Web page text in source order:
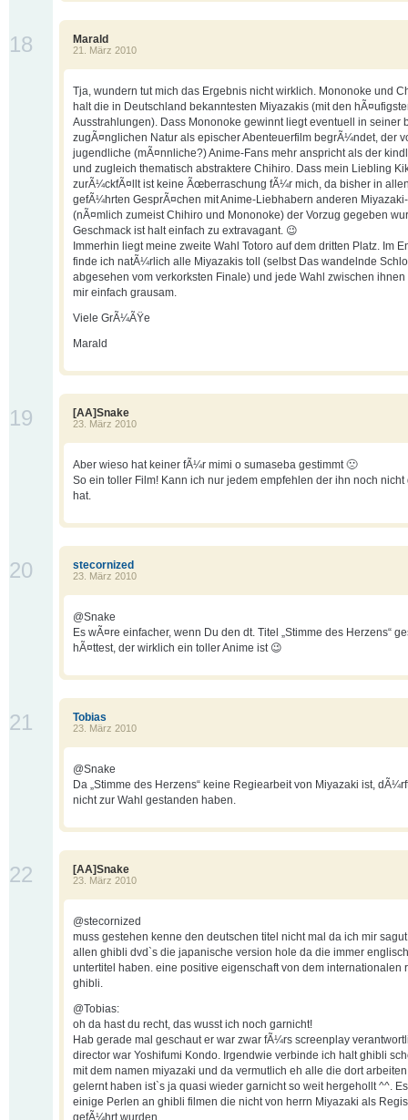
Marald
21. März 2010
18
Tja, wundern tut mich das Ergebnis nicht wirklich. Mononoke und
halt die in Deutschland bekanntesten Miyazakis (mit den
Ausstrahlungen). Dass Mononoke gewinnt liegt eventuell in seiner
zugÃ¤nglichen Natur als epischer Abenteuerfilm begrÃ¼ndet, der
jugendliche (mÃ¤nnliche?) Anime-Fans mehr anspricht als der
und zugleich thematisch abstraktere Chihiro. Dass mein Liebling
zurÃ¼ckfÃ¤llt ist keine Ãœberraschung fÃ¼r mich, da bisher in
gefÃ¼hrten GesprÃ¤chen mit Anime-Liebhabern anderen
(nÃ¤mlich zumeist Chihiro und Mononoke) der Vorzug gegeben
Geschmack ist halt einfach zu extravagant. 😉
Immerhin liegt meine zweite Wahl Totoro auf dem dritten Platz. Im
finde ich natÃ¼rlich alle Miyazakis toll (selbst Das wandelnde
abgesehen vom verkorksten Finale) und jede Wahl zwischen ihnen
mir einfach grausam.
Viele GrÃ¼ÃŸe
Marald
[AA]Snake
23. März 2010
19
Aber wieso hat keiner fÃ¼r mimi o sumaseba gestimmt 🙁
So ein toller Film! Kann ich nur jedem empfehlen der ihn noch nicht
hat.
stecornized
23. März 2010
20
@Snake
Es wÃ¤re einfacher, wenn Du den dt. Titel „Stimme des Herzens“
hÃ¤ttest, der wirklich ein toller Anime ist 😉
Tobias
23. März 2010
21
@Snake
Da „Stimme des Herzens“ keine Regiearbeit von Miyazaki ist,
nicht zur Wahl gestanden haben.
[AA]Snake
23. März 2010
22
@stecornized
muss gestehen kenne den deutschen titel nicht mal da ich mir
allen ghibli dvd`s die japanische version hole da die immer
untertitel haben. eine positive eigenschaft von dem internationalen
ghibli.
@Tobias:
oh da hast du recht, das wusst ich noch garnicht!
Hab gerade mal geschaut er war zwar fÃ¼rs screenplay
director war Yoshifumi Kondo. Irgendwie verbinde ich halt ghibli
mit dem namen miyazaki und da vermutlich eh alle die dort
gelernt haben ist`s ja quasi wieder garnicht so weit hergehollt ^^.
einige Perlen an ghibli filmen die nicht von herrn Miyazaki als
gefÃ¼hrt wurden.